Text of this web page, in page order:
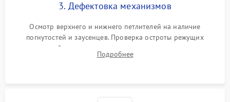
3. Дефектовка механизмов
Осмотр верхнего и нижнего петлителей на наличие
погнутостей и заусенцев. Проверка остроты режущих
кромок ножей, состояния приводного ремня, электромотора
и механизма дифференциальной подачи ткани.
Подробнее